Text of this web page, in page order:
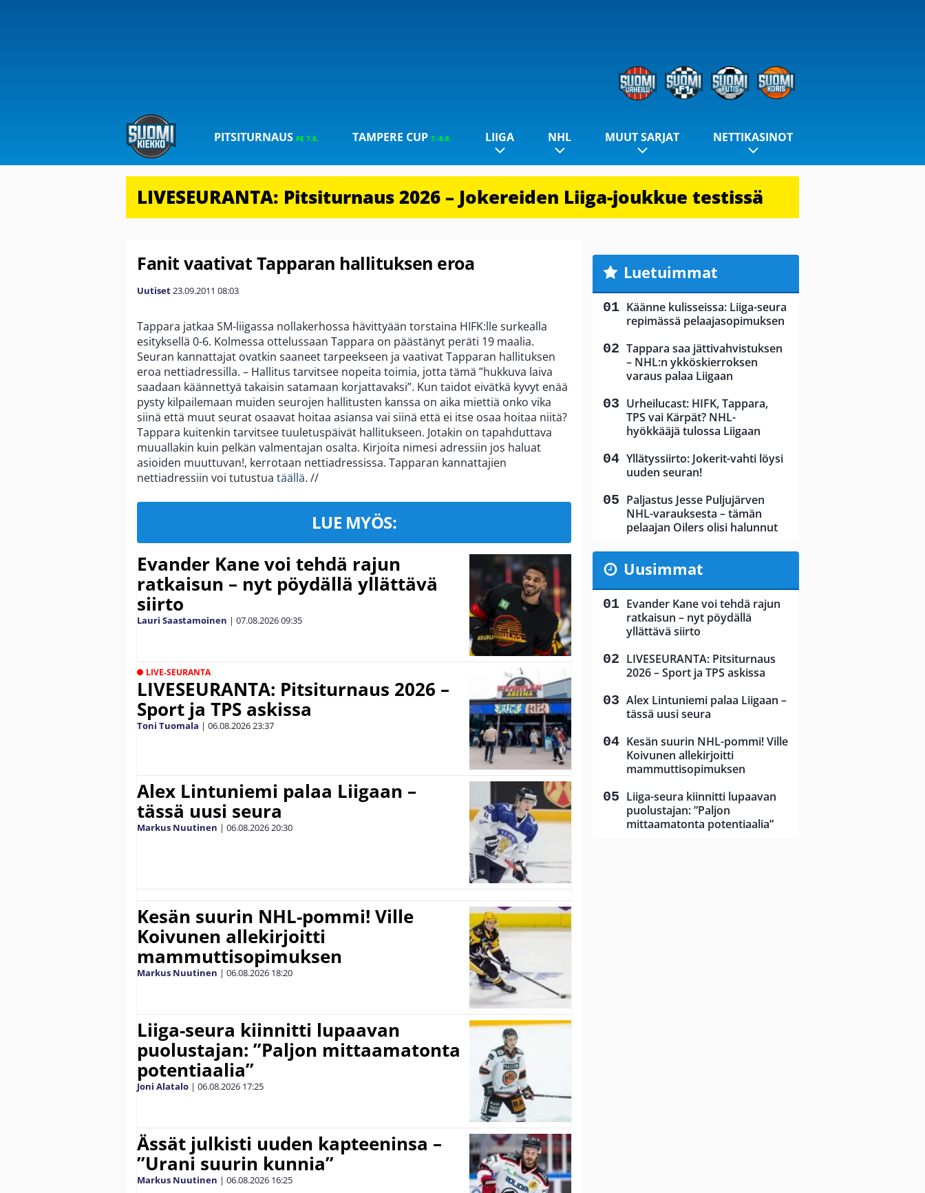
PITSITURNAUS PE 7.8. TAMPERE CUP 7.-8.8. LIIGA NHL MUUT SARJAT NETTIKASINOT
LIVESEURANTA: Pitsiturnaus 2026 – Jokereiden Liiga-joukkue testissä
Fanit vaativat Tapparan hallituksen eroa
Uutiset23.09.2011 08:03
Tappara jatkaa SM-liigassa nollakerhossa hävittyään torstaina HIFK:lle surkealla
esityksellä 0-6. Kolmessa ottelussaan Tappara on päästänyt peräti 19 maalia.
Seuran kannattajat ovatkin saaneet tarpeekseen ja vaativat Tapparan hallituksen
eroa nettiadressilla. – Hallitus tarvitsee nopeita toimia, jotta tämä ”hukkuva laiva
saadaan käännettyä takaisin satamaan korjattavaksi”. Kun taidot eivätkä kyvyt enää
pysty kilpailemaan muiden seurojen hallitusten kanssa on aika miettiä onko vika
siinä että muut seurat osaavat hoitaa asiansa vai siinä että ei itse osaa hoitaa niitä?
Tappara kuitenkin tarvitsee tuuletuspäivät hallitukseen. Jotakin on tapahduttava
muuallakin kuin pelkän valmentajan osalta. Kirjoita nimesi adressiin jos haluat
asioiden muuttuvan!, kerrotaan nettiadressissa. Tapparan kannattajien
nettiadressiin voi tutustua täällä. //
LUE MYÖS:
Evander Kane voi tehdä rajun
ratkaisun – nyt pöydällä yllättävä
siirto
Lauri Saastamoinen | 07.08.202609:35
LIVE-SEURANTA
LIVESEURANTA: Pitsiturnaus 2026 –
Sport ja TPS askissa
Toni Tuomala | 06.08.202623:37
Alex Lintuniemi palaa Liigaan –
tässä uusi seura
Markus Nuutinen | 06.08.202620:30
Kesän suurin NHL-pommi! Ville
Koivunen allekirjoitti
mammuttisopimuksen
Markus Nuutinen | 06.08.2026 18:20
Liiga-seura kiinnitti lupaavan
puolustajan: ”Paljon mittaamatonta
potentiaalia”
Joni Alatalo | 06.08.2026 17:25
Ässät julkisti uuden kapteeninsa –
”Urani suurin kunnia”
Markus Nuutinen | 06.08.2026 16:25
Luetuimmat
Käänne kulisseissa: Liiga-seura
repimässä pelaajasopimuksen
Tappara saa jättivahvistuksen
– NHL:n ykköskierroksen
varaus palaa Liigaan
Urheilucast: HIFK, Tappara,
TPS vai Kärpät? NHL-
hyökkääjä tulossa Liigaan
Yllätyssiirto: Jokerit-vahti löysi
uuden seuran!
Paljastus Jesse Puljujärven
NHL-varauksesta – tämän
pelaajan Oilers olisi halunnut
Uusimmat
Evander Kane voi tehdä rajun
ratkaisun – nyt pöydällä
yllättävä siirto
LIVESEURANTA: Pitsiturnaus
2026 – Sport ja TPS askissa
Alex Lintuniemi palaa Liigaan –
tässä uusi seura
Kesän suurin NHL-pommi! Ville
Koivunen allekirjoitti
mammuttisopimuksen
Liiga-seura kiinnitti lupaavan
puolustajan: ”Paljon
mittaamatonta potentiaalia”